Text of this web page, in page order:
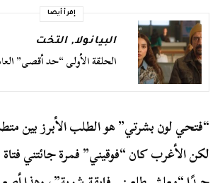
إقرأ أيضا
البيانولا,التخت
الحلقة الأولى “حد أقصى”
“فتحي لون بشرتي” هو الطلب الأبرز بين
لكن الأغرب كان “فوقيني” فمرة جائتني فتاة